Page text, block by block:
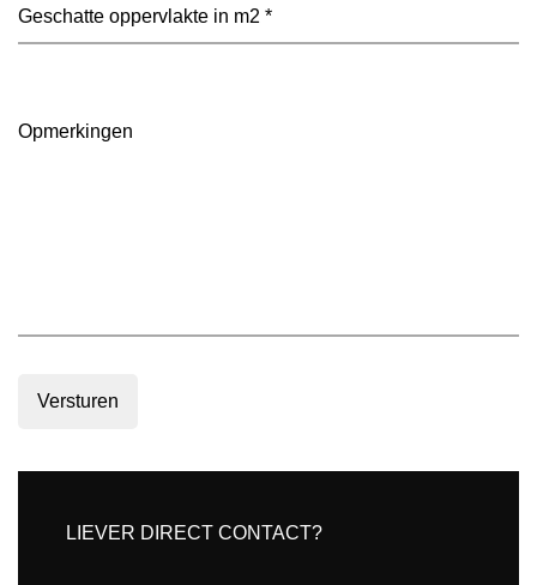
Opmerkingen
Versturen
LIEVER DIRECT CONTACT?